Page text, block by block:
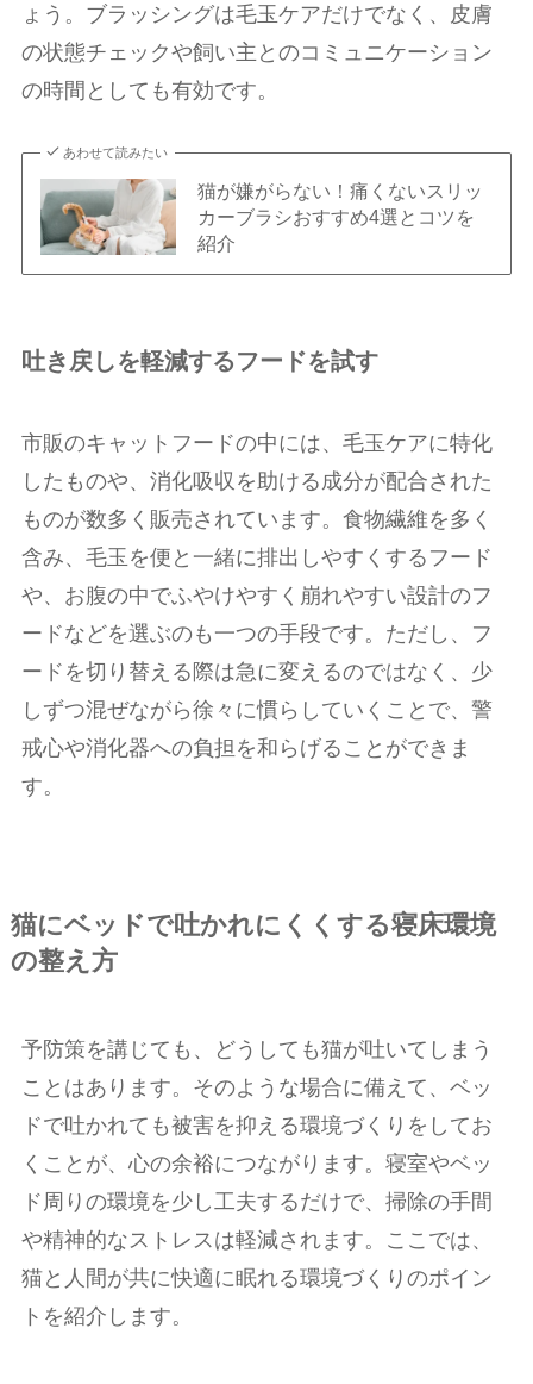
ょう。ブラッシングは毛玉ケアだけでなく、皮膚
の状態チェックや飼い主とのコミュニケーション
の時間としても有効です。
あわせて読みたい
猫が嫌がらない！痛くないスリッ
カーブラシおすすめ4選とコツを
紹介
吐き戻しを軽減するフードを試す
市販のキャットフードの中には、毛玉ケアに特化
したものや、消化吸収を助ける成分が配合された
ものが数多く販売されています。食物繊維を多く
含み、毛玉を便と一緒に排出しやすくするフード
や、お腹の中でふやけやすく崩れやすい設計のフ
ードなどを選ぶのも一つの手段です。ただし、フ
ードを切り替える際は急に変えるのではなく、少
しずつ混ぜながら徐々に慣らしていくことで、警
戒心や消化器への負担を和らげることができま
す。
猫にベッドで吐かれにくくする寝床環境
の整え方
予防策を講じても、どうしても猫が吐いてしまう
ことはあります。そのような場合に備えて、ベッ
ドで吐かれても被害を抑える環境づくりをしてお
くことが、心の余裕につながります。寝室やベッ
ド周りの環境を少し工夫するだけで、掃除の手間
や精神的なストレスは軽減されます。ここでは、
猫と人間が共に快適に眠れる環境づくりのポイン
トを紹介します。